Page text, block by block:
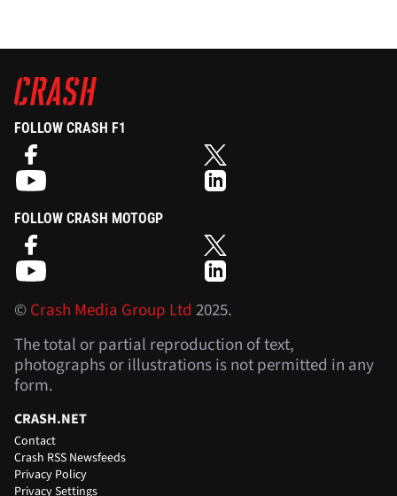
FOLLOW CRASH F1
FOLLOW CRASH MOTOGP
©Crash Media Group Ltd 2025.
The total or partial reproduction of text,
photographs or illustrations is not permitted in any
form.
CRASH.NET
Contact
Crash RSS Newsfeeds
Privacy Policy
Privacy Settings